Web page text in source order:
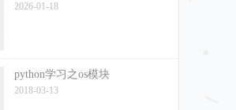
2026-01-18
python学习之os模块
2018-03-13